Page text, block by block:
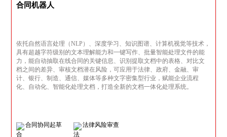
合同机器人
依托自然语言处理（NLP）、深度学习、知识图谱、计算机视觉等技术，
具有超越字符级别的文本理解能力和一键写作、批量智能处理文件的能
力，能自动抽取在线合同的关键信息、识别提取文档中的表格、对比文
档之间的差异、审核文档潜在风险，可应用于法律、政府、金融、审
计、银行、制造、通信、媒体等多种文字密集型行业，赋能企业流程
化、自动化、智能化处理文档，打造全新的文档一体化处理系统。
合同协同起草 法律风险审查